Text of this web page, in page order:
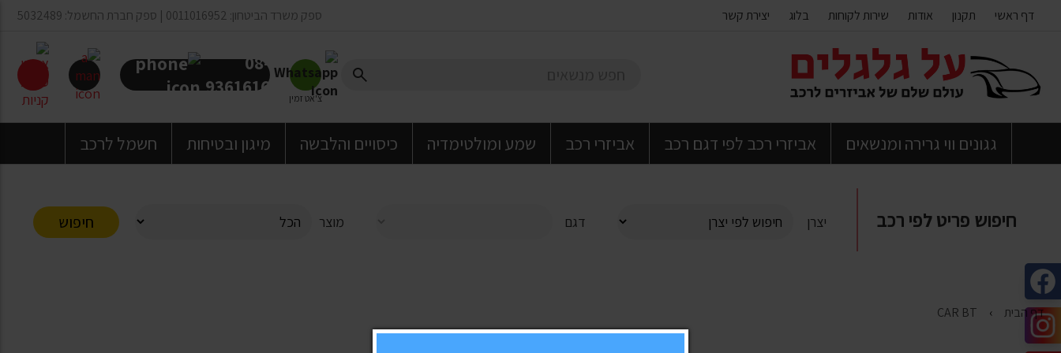
דף ראשי תקנון אודות שירות לקוחות בלוג יצירת קשר ספק משרד הביטחון: 0011016952 | ספק חברת החשמל: 5032489
צ'אט זמין
08-
9361616
גגונים ווי גרירה ומנשאים אביזרי רכב לפי דגם רכב אביזרי רכב שמע ומולטימדיה כיסויים והלבשה מיגון ובטיחות חשמל לרכב
חיפוש פריט לפי רכב יצרן דגם מוצר חיפוש
דף הבית CAR BT